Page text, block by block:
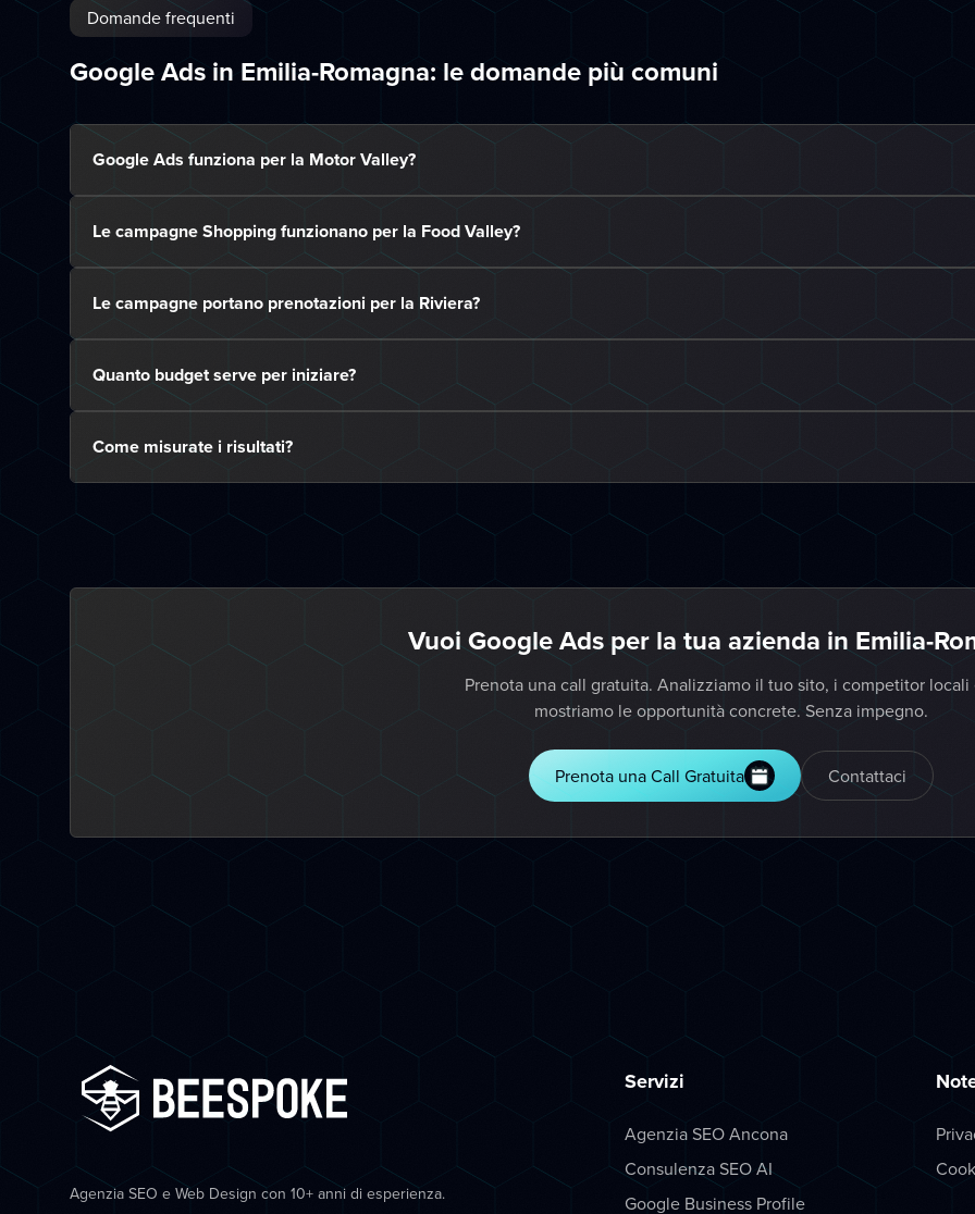
Domande frequenti
Google Ads in Emilia-Romagna: le domande più comuni
Google Ads funziona per la Motor Valley?
Le campagne Shopping funzionano per la Food Valley?
Le campagne portano prenotazioni per la Riviera?
Quanto budget serve per iniziare?
Come misurate i risultati?
Vuoi Google Ads per la tua azienda in Emilia-
Prenota una call gratuita. Analizziamo il tuo sito, i competitor locali
mostriamo le opportunità concrete. Senza impegno.
Prenota una Call Gratuita Contattaci
Agenzia SEO e Web Design con 10+ anni di esperienza.
Servizi
Agenzia SEO Ancona
Consulenza SEO AI
Google Business Profile